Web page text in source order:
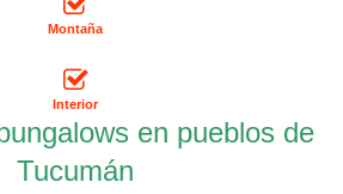
Montaña
Interior
en pueblos de
Tucumán